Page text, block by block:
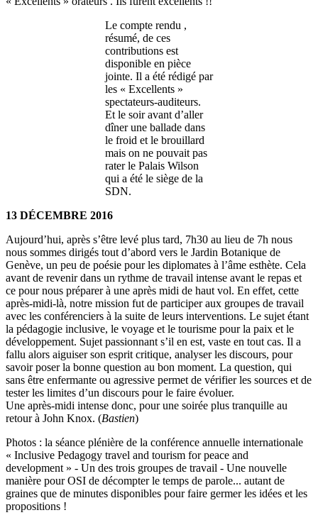
Le compte rendu ,
résumé, de ces
contributions est
disponible en pièce
jointe. Il a été rédigé par
les « Excellents »
spectateurs-auditeurs.
Et le soir avant d’aller
dîner une ballade dans
le froid et le brouillard
mais on ne pouvait pas
rater le Palais Wilson
qui a été le siège de la
SDN.
13 DÉCEMBRE 2016
Aujourd’hui, après s’être levé plus tard, 7h30 au lieu de 7h nous
nous sommes dirigés tout d’abord vers le Jardin Botanique de
Genève, un peu de poésie pour les diplomates à l’âme esthète. Cela
avant de revenir dans un rythme de travail intense avant le repas et
ce pour nous préparer à une après midi de haut vol. En effet, cette
après-midi-là, notre mission fut de participer aux groupes de travail
avec les conférenciers à la suite de leurs interventions. Le sujet étant
la pédagogie inclusive, le voyage et le tourisme pour la paix et le
développement. Sujet passionnant s’il en est, vaste en tout cas. Il a
fallu alors aiguiser son esprit critique, analyser les discours, pour
savoir poser la bonne question au bon moment. La question, qui
sans être enfermante ou agressive permet de vérifier les sources et de
tester les limites d’un discours pour le faire évoluer.
Une après-midi intense donc, pour une soirée plus tranquille au
retour à John Knox. (Bastien)
Photos : la séance plénière de la conférence annuelle internationale
« Inclusive Pedagogy travel and tourism for peace and
development » - Un des trois groupes de travail - Une nouvelle
manière pour OSI de décompter le temps de parole... autant de
graines que de minutes disponibles pour faire germer les idées et les
propositions !